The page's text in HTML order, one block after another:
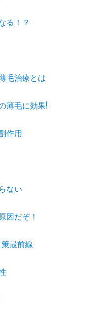
る！？
毛治療とは
薄毛に効果!
作用
ない
因だぞ！
最前線